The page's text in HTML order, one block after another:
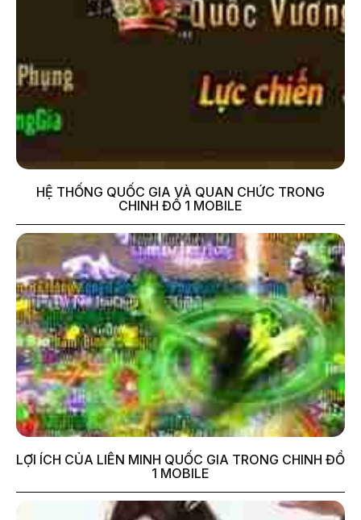
HỆ THỐNG QUỐC GIA VÀ QUAN CHỨC TRONG
CHINH ĐỒ 1 MOBILE
LỢI ÍCH CỦA LIÊN MINH QUỐC GIA TRONG CHINH ĐỒ
1 MOBILE